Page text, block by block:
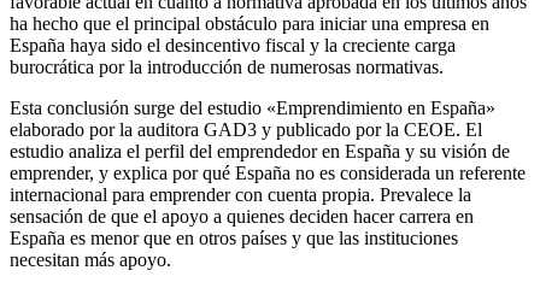
ha hecho que el principal obstáculo para iniciar una empresa en
España haya sido el desincentivo fiscal y la creciente carga
burocrática por la introducción de numerosas normativas.
Esta conclusión surge del estudio «Emprendimiento en España»
elaborado por la auditora GAD3 y publicado por la CEOE. El
estudio analiza el perfil del emprendedor en España y su visión de
emprender, y explica por qué España no es considerada un referente
internacional para emprender con cuenta propia. Prevalece la
sensación de que el apoyo a quienes deciden hacer carrera en
España es menor que en otros países y que las instituciones
necesitan más apoyo.